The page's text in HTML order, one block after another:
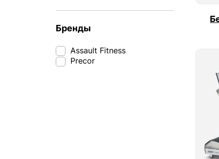
Бренды
Assault Fitness
Precor